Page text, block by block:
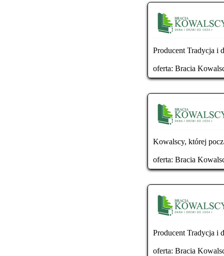
Producent Tradycja i
oferta: Bracia
Kowalscy, której
oferta: Bracia
Producent Tradycja i
oferta: Bracia